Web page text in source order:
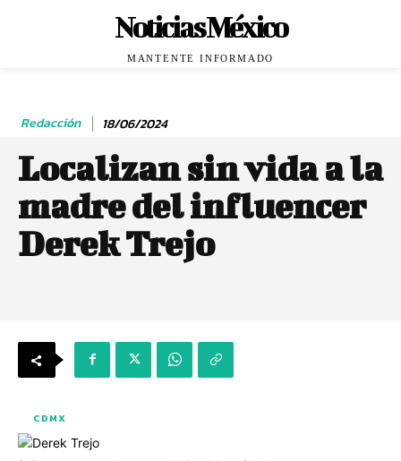
Noticias México
MANTENTE INFORMADO
Redacción 18/06/2024
Localizan sin vida a la
madre del influencer
Derek Trejo
CDMX